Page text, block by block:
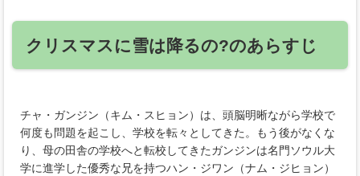
クリスマスに雪は降るの?のあらすじ
チャ・ガンジン（キム・スヒョン）は、頭脳明晰ながら学校で
何度も問題を起こし、学校を転々としてきた。もう後がなくな
り、母の田舎の学校へと転校してきたガンジンは名門ソウル大
学に進学した優秀な兄を持つハン・ジワン（ナム・ジヒョン）